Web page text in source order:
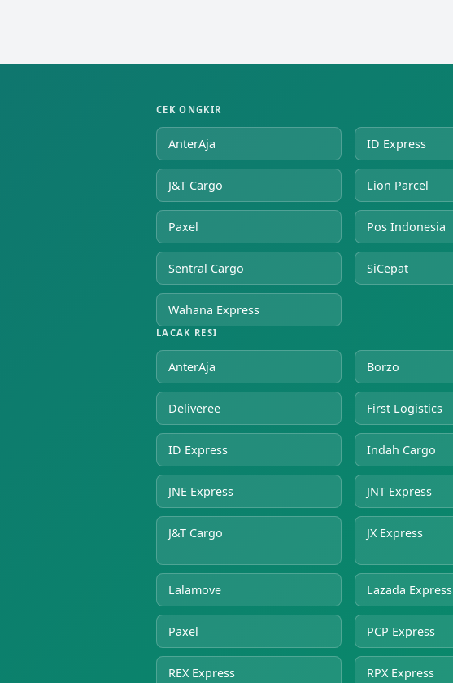
CEK ONGKIR
AnterAja ID Express
J&T Cargo Lion Parcel
Paxel Pos Indonesia
Sentral Cargo SiCepat
Wahana Express
LACAK RESI
AnterAja Borzo
Deliveree First Logistics
ID Express Indah Cargo
JNE Express JNT Express
J&T Cargo JX Express
Lalamove Lazada Express
Paxel PCP Express
REX Express RPX Express